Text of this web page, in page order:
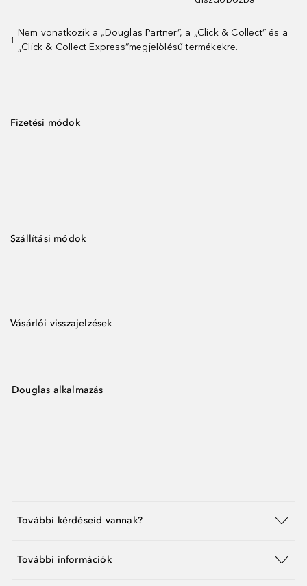
1
Nem vonatkozik a „Douglas Partner”, a „Click & Collect” és a
„Click & Collect Express”megjelölésű termékekre.
Fizetési módok
Szállítási módok
Vásárlói visszajelzések
Douglas alkalmazás
További kérdéseid vannak?
További információk